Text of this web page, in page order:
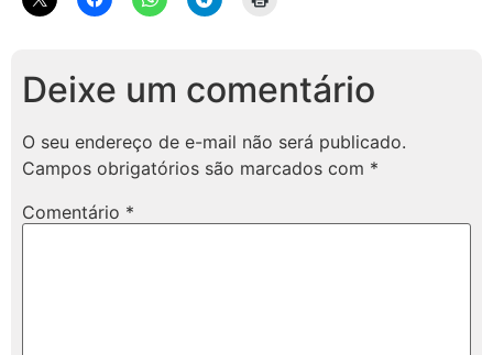
Deixe um comentário
O seu endereço de e-mail não será publicado.
Campos obrigatórios são marcados com *
Comentário *